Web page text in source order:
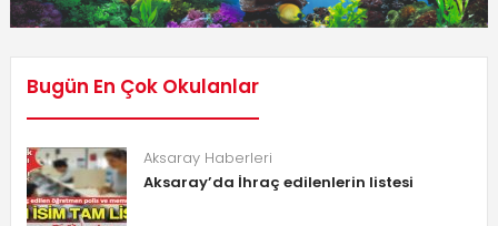
Bugün En Çok Okulanlar
Aksaray Haberleri
Aksaray’da İhraç edilenlerin listesi